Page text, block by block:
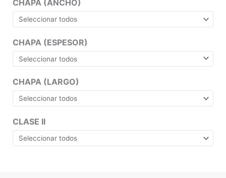
CHAPA (ANCHO)
CHAPA (ESPESOR)
CHAPA (LARGO)
CLASE II